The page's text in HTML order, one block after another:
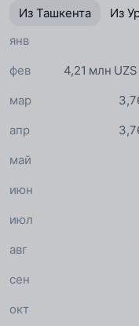
Из Ташкента Из
янв
4,21 млн UZS
фев
мар
апр
май
июн
июл
авг
сен
окт